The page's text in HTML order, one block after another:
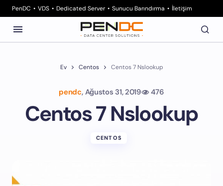
PenDC VDS Dedicated Server Sunucu Barındırma İletişim
Ev Centos Centos 7 Nslookup
pendc, Ağustos 31, 2019 476
Centos 7 Nslookup
CENTOS